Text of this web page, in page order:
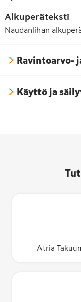
Alkuperäteksti
Naudanlihan
Ravintoarvo-
Käyttö ja
Atria